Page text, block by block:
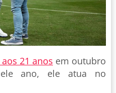
21 anos em outubro
ano, ele atua no